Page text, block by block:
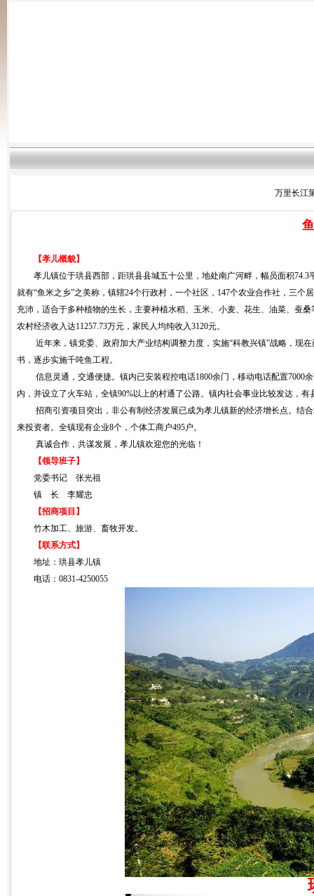
万里长江
【孝儿概貌】
孝儿镇位于珙县西部，距珙县县城五十公里，地处南广河畔，幅员面积74.3
就有“鱼米之乡”之美称，镇辖24个行政村，一个社区， 147个农业合作社，三个
充沛，适合于多种植物的生长，主要种植水稻、玉米、小麦、花生、油菜、蚕
农村经济收入达11257.73万元，家民人均纯收入3120元。
近年来，镇党委、政府加大产业结构调整力度，实施“科教兴镇”战略，现
书，逐步实施千吨鱼工程。
信息灵通，交通便捷。镇内已安装程控电话1800余门，移动电话配置7000
内，并设立了火车站，全镇90%以上的村通了公路。镇内社会事业比较发达，
招商引资项目突出，非公有制经济发展已成为孝儿镇新的经济增长点。结
来投资者。全镇现有企业8个，个体工商户495户。
真诚合作，共谋发展，孝儿镇欢迎您的光临！
【领导班子】
党委书记
张光祖
镇
长
李耀忠
【招商项目】
竹木加工、旅游、畜牧开发。
【联系方式】
地址：珙县孝儿镇
电话： 0831-4250055